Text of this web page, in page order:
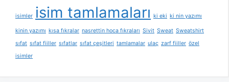
isimler isim tamlamaları ki eki ki nin yazımı
kinin yazımı kısa fıkralar nasrettin hoca fıkraları Sivit Sweat Sweatshirt
sıfat sıfat fiiller sıfatlar sıfat çeşitleri tamlamalar ulaç zarf fiiller özel
isimler